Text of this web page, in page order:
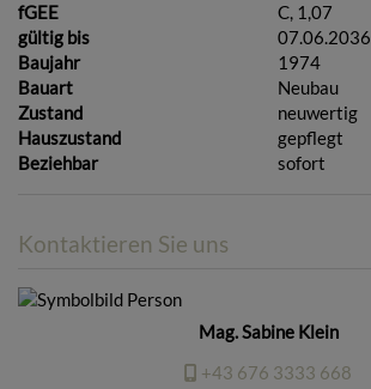
fGEE
C, 1,07
gültig bis
07.06.2036
Baujahr
1974
Bauart
Neubau
Zustand
neuwertig
Hauszustand
gepflegt
Beziehbar
sofort
Kontaktieren Sie uns
Mag. Sabine Klein
+43 676 3333 668